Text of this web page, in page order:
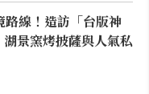
線！造訪「台版神
景窯烤披薩與人氣私